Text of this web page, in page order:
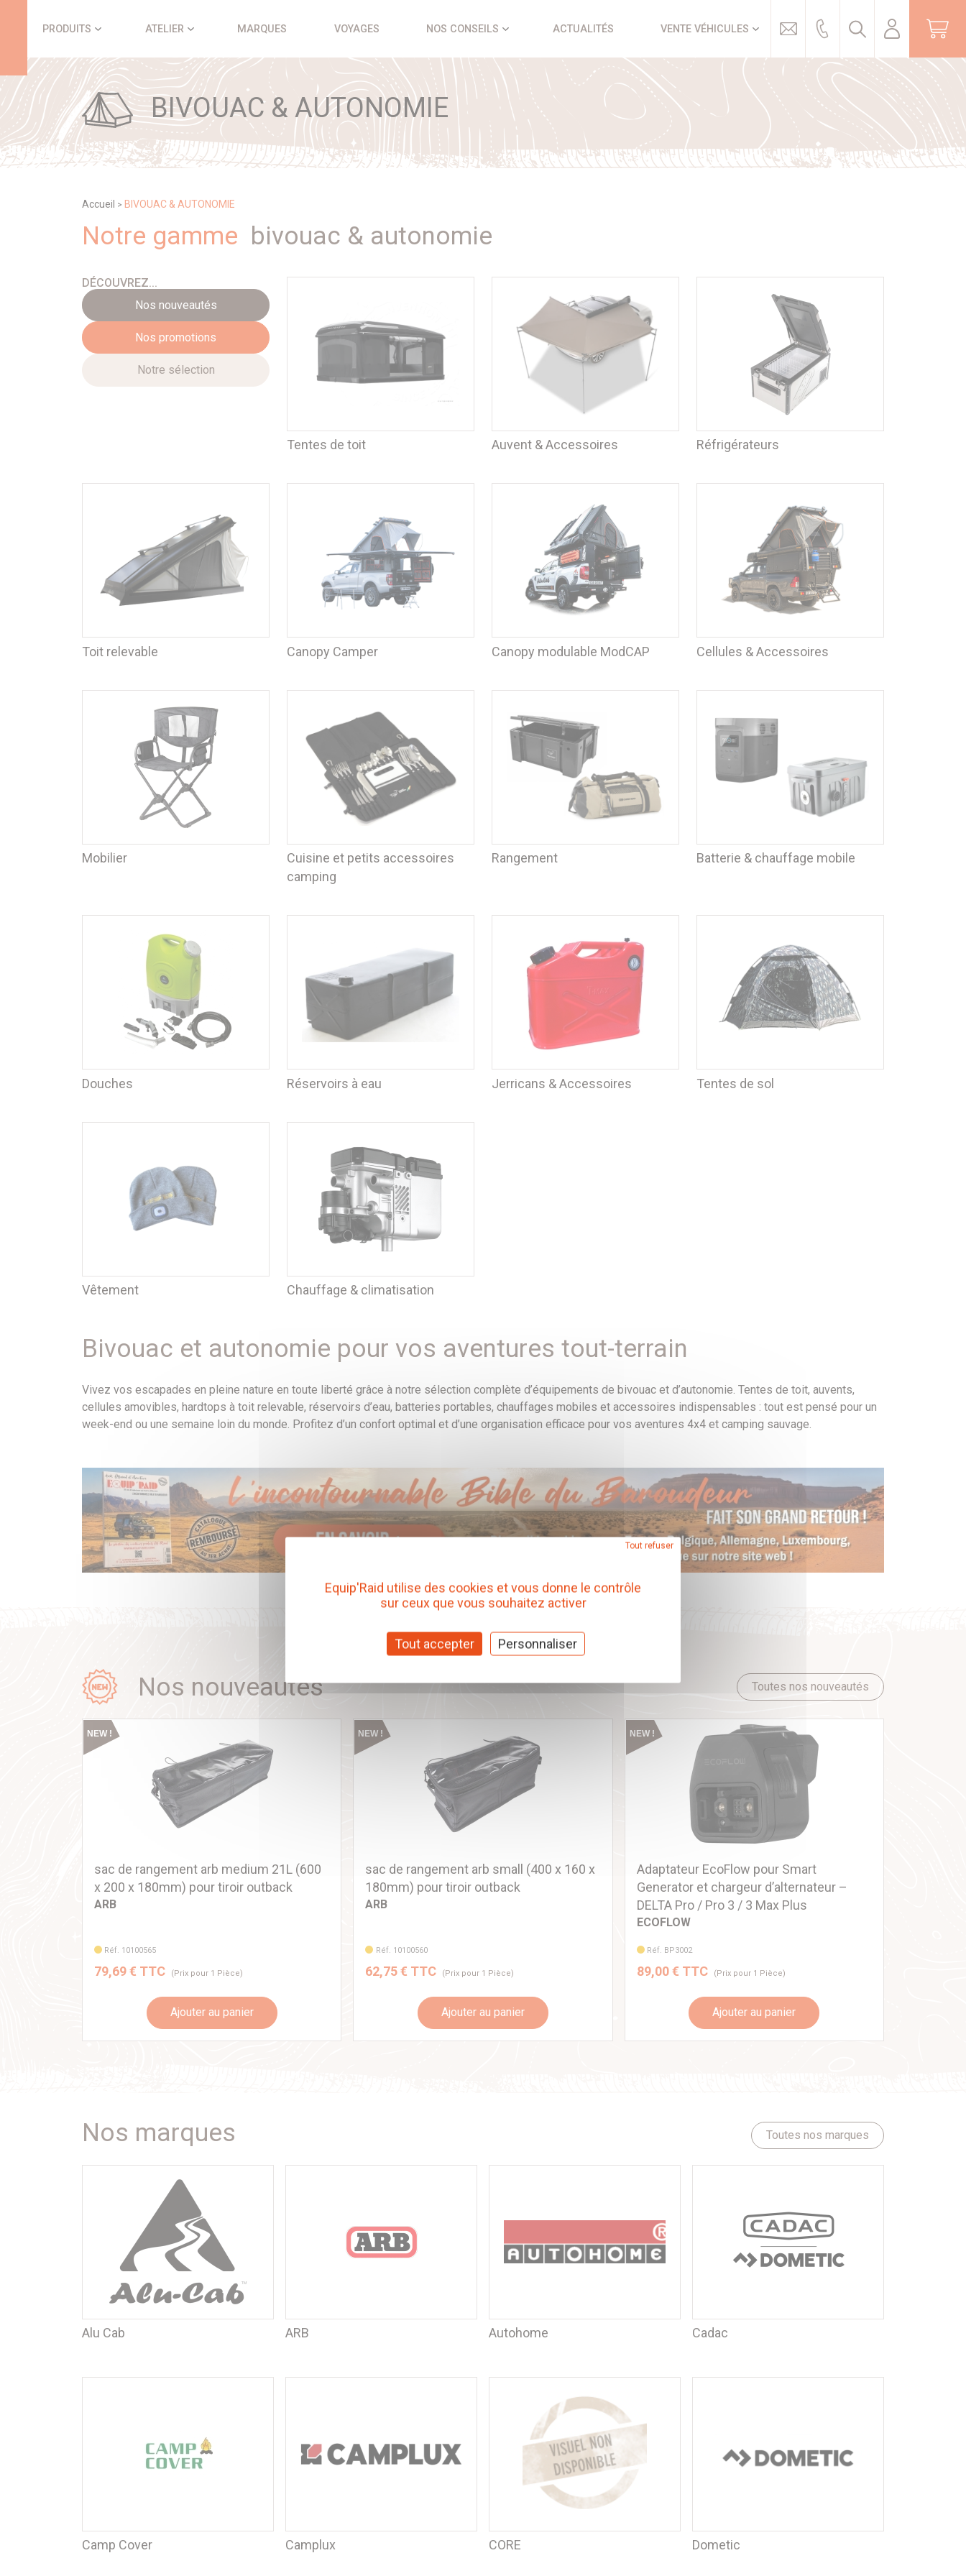
PRODUITS ATELIER MARQUES VOYAGES NOS CONSEILS ACTUALITÉS VENTE VÉHICULES
BIVOUAC & AUTONOMIE
Accueil > BIVOUAC & AUTONOMIE
Notre gamme bivouac & autonomie
DÉCOUVREZ...
Nos nouveautés
Nos promotions
Notre sélection
Tentes de toit Auvent & Accessoires Réfrigérateurs
Toit relevable Canopy Camper Canopy modulable ModCAP Cellules & Accessoires
Mobilier
Cuisine et petits accessoires
camping
Rangement Batterie & chauffage mobile
Douches Réservoirs à eau Jerricans & Accessoires Tentes de sol
Vêtement Chauffage & climatisation
Bivouac et autonomie pour vos aventures tout-terrain
Vivez vos escapades en pleine nature en toute liberté grâce à notre sélection complète d’équipements de bivouac et d’autonomie. Tentes de toit, auvents,
cellules amovibles, hardtops à toit relevable, réservoirs d’eau, batteries portables, chauffages mobiles et accessoires indispensables : tout est pensé pour un
week-end ou une semaine loin du monde. Profitez d’un confort optimal et d’une organisation efficace pour vos aventures 4x4 et camping sauvage.
Nos nouveautés Toutes nos nouveautés
NEW !
sac de rangement arb medium 21L (600
x 200 x 180mm) pour tiroir outback
ARB
Réf. 10100565
79,69 € TTC (Prix pour 1 Pièce)
Ajouter au panier
NEW !
sac de rangement arb small (400 x 160 x
180mm) pour tiroir outback
ARB
Réf. 10100560
62,75 € TTC (Prix pour 1 Pièce)
Ajouter au panier
NEW !
Adaptateur EcoFlow pour Smart
Generator et chargeur d’alternateur –
DELTA Pro / Pro 3 / 3 Max Plus
ECOFLOW
Réf. BP3002
89,00 € TTC (Prix pour 1 Pièce)
Ajouter au panier
Nos marques Toutes nos marques
Alu Cab ARB Autohome Cadac
Camp Cover Camplux CORE Dometic
Equip'Raid utilise des cookies et vous donne le contrôle
sur ceux que vous souhaitez activer
Tout accepter
Tout refuser
Personnaliser